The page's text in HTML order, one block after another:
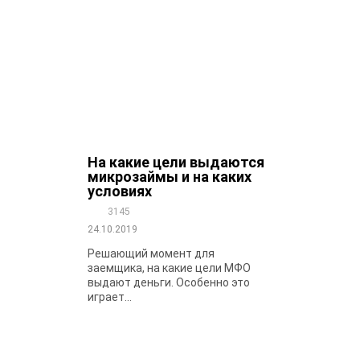
На какие цели выдаются
микрозаймы и на каких
условиях
3145
24.10.2019
Решающий момент для
заемщика, на какие цели МФО
выдают деньги. Особенно это
играет...